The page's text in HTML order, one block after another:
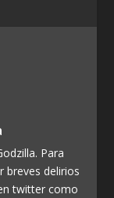
Para
breves delirios
twitter como